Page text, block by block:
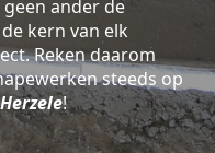
ander de
kern van elk
Reken daarom
steeds op
!